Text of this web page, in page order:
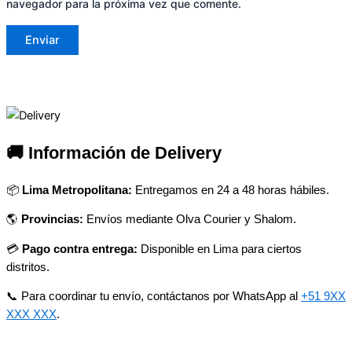
navegador para la próxima vez que comente.
🚚 Información de Delivery
📦 Lima Metropolitana: Entregamos en 24 a 48 horas hábiles.
🌎 Provincias: Envíos mediante Olva Courier y Shalom.
💳 Pago contra entrega: Disponible en Lima para ciertos
distritos.
📞 Para coordinar tu envío, contáctanos por WhatsApp al +51 9XX
XXX XXX.